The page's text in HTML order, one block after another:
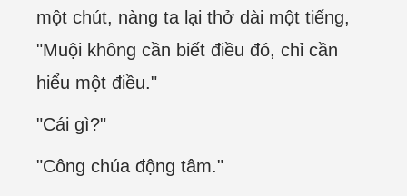
một chút, nàng ta lại thở dài một tiếng,
"Muội không cần biết điều đó, chỉ cần
hiểu một điều."
"Cái gì?"
"Công chúa động tâm."